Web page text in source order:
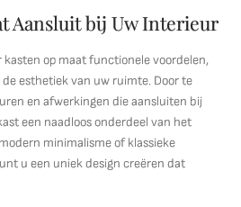
Aansluit bij Uw Interieur
op maat functionele voordelen,
de esthetiek van uw ruimte. Door te
en afwerkingen die aansluiten bij
een naadloos onderdeel van het
minimalisme of klassieke
u een uniek design creëren dat